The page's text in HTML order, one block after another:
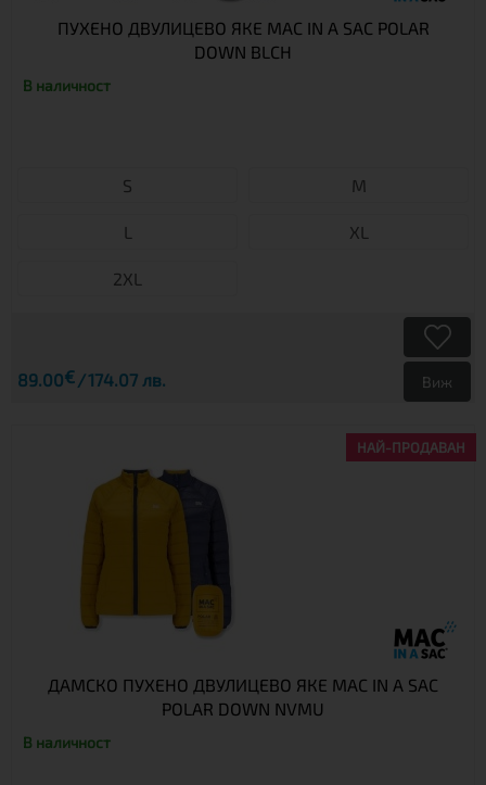
ПУХЕНО ДВУЛИЦЕВО ЯКЕ MAC IN A SAC POLAR
DOWN BLCH
В наличност
S М
L XL
2XL
89.00€ 174.07 лв. Виж
НАЙ-ПРОДАВАН
ДАМСКО ПУХЕНО ДВУЛИЦЕВО ЯКЕ MAC IN A SAC
POLAR DOWN NVMU
В наличност